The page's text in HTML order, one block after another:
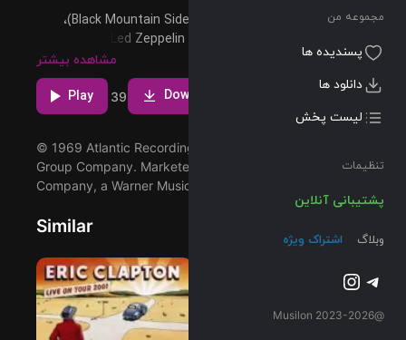
مجموعه من
پسندیده ها
دانلود ها
لیست پخش
تنظیمات
پشتیبانی آنلاین
وبلاگ اشتراک ویژه
تلگراماینستاگرم
@2023-2026 Musilon
پخش و دانلود آهنگ Black Mountain Side (Remaster)،
Led Zeppelin اجرا شده است را میتوانید با دو کیفیت 320 و
FLAC دریافت کنید.
مشاهده بیشتر
Play 39 Download
© 1969 Atlantic Recording Corporation, a Warner Music
Group Company. Marketed by Rhino Entertainment
Company, a Warner Music Group Company.
Similar